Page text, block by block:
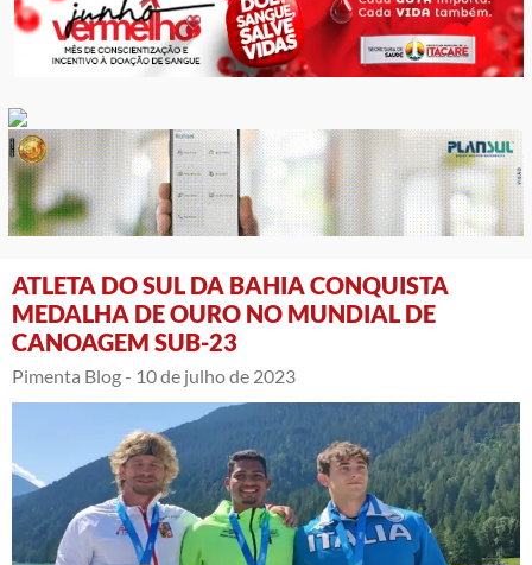
ATLETA DO SUL DA BAHIA CONQUISTA
MEDALHA DE OURO NO MUNDIAL DE
CANOAGEM SUB-23
Pimenta Blog - 10 de julho de 2023